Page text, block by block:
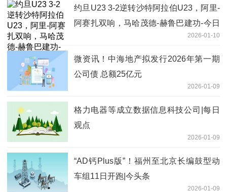
约旦U23 3-2逆转沙特阿拉伯U23，阿里-
阿赛扎双响，马哈茂德-赫鲁巴建功-今日
2026-01-10
微资讯！中海地产拟发行2026年第一期
公司债 总额25亿元
2026-01-09
格力电器等成立数据信息科技公司|每日
观点
2026-01-09
“AD钙Plus版”！福州至北京长编鼓型动
车组11日开跑|今头条
2026-01-09